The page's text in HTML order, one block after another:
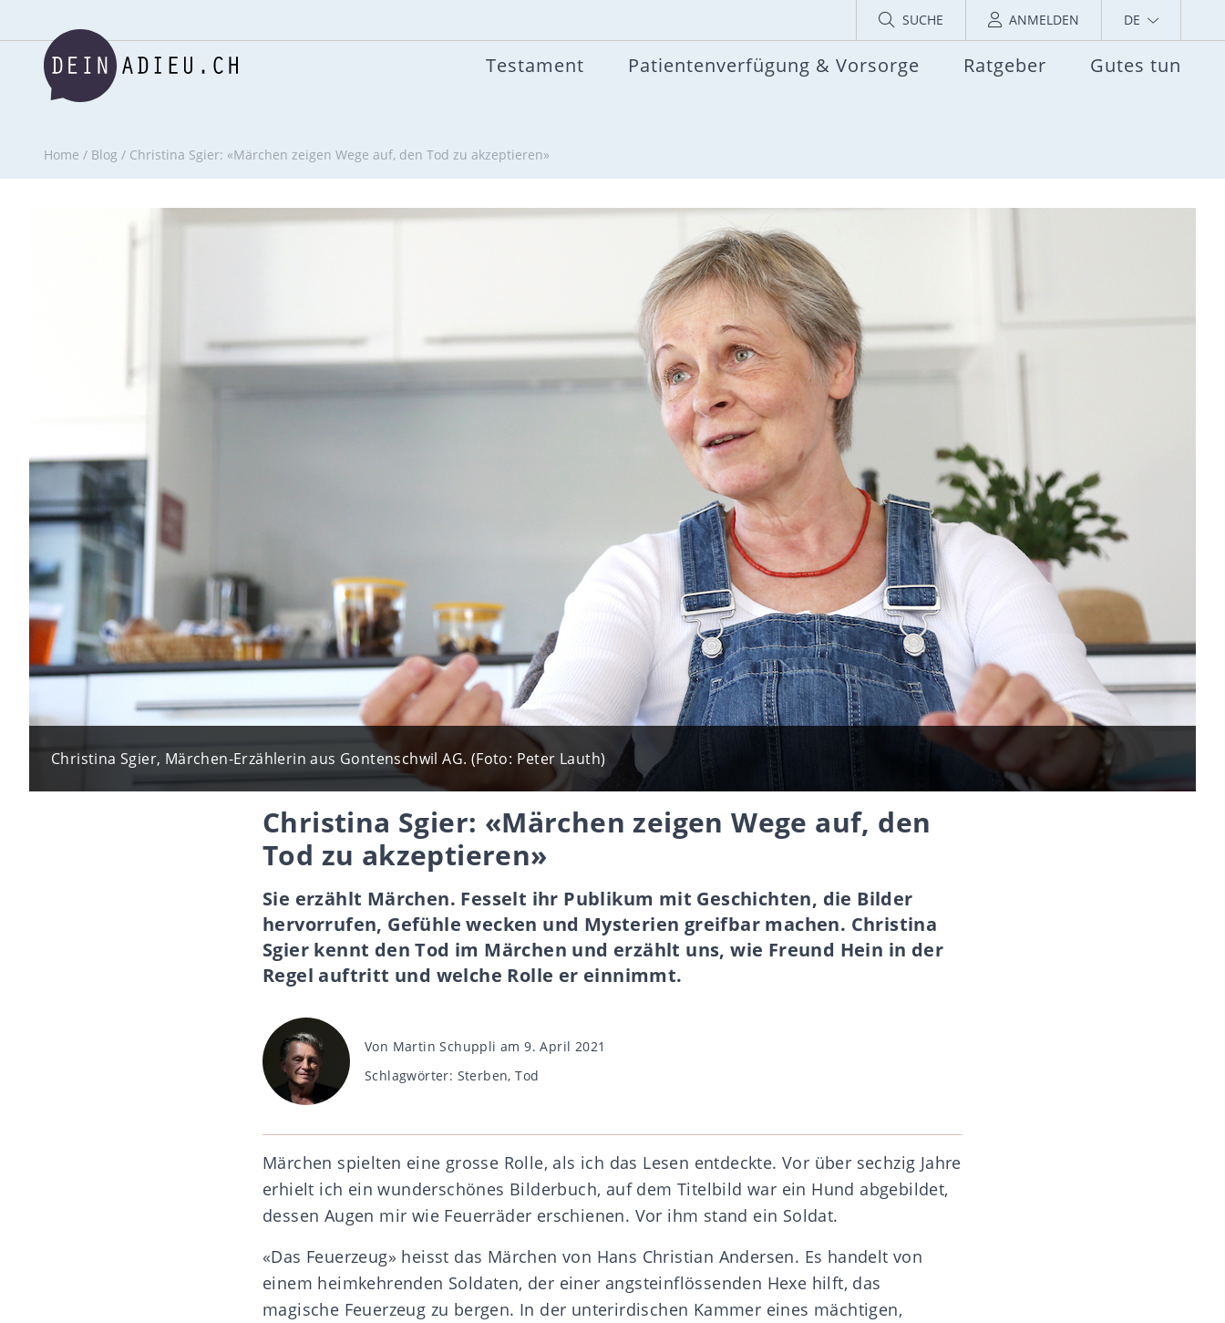
SUCHE ANMELDEN DE
Testament Patientenverfügung & Vorsorge Ratgeber Gutes tun
Home / Blog / Christina Sgier: «Märchen zeigen Wege auf, den Tod zu akzeptieren»
Christina Sgier, Märchen-Erzählerin aus Gontenschwil AG. (Foto: Peter Lauth)
Christina Sgier: «Märchen zeigen Wege auf, den
Tod zu akzeptieren»
Sie erzählt Märchen. Fesselt ihr Publikum mit Geschichten, die Bilder
hervorrufen, Gefühle wecken und Mysterien greifbar machen. Christina
Sgier kennt den Tod im Märchen und erzählt uns, wie Freund Hein in der
Regel auftritt und welche Rolle er einnimmt.
Beitragsautor
Von Martin Schuppli am 9. April 2021
Schlagwörter
Schlagwörter: Sterben,Tod
Märchen spielten eine grosse Rolle, als ich das Lesen entdeckte. Vor über sechzig Jahre
erhielt ich ein wunderschönes Bilderbuch, auf dem Titelbild war ein Hund abgebildet,
dessen Augen mir wie Feuerräder erschienen. Vor ihm stand ein Soldat.
«Das Feuerzeug» heisst das Märchen von Hans Christian Andersen. Es handelt von
einem heimkehrenden Soldaten, der einer angsteinflössenden Hexe hilft, das
magische Feuerzeug zu bergen. In der unterirdischen Kammer eines mächtigen,